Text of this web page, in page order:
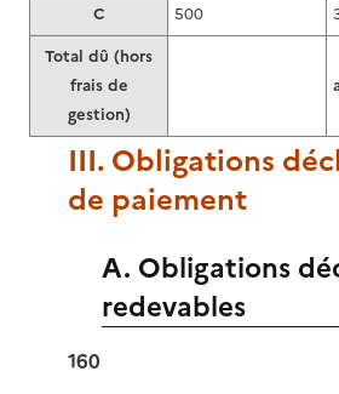
C
500
Total dû (hors
frais de
gestion)
III. Obligations
de paiement
A. Obligations
redevables
160